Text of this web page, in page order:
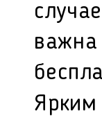
важна
Ярким